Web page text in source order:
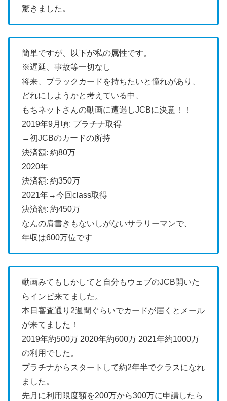
驚きました。
簡単ですが、以下が私の属性です。
※遅延、事故等一切なし
将来、ブラックカードを持ちたいと憧れがあり、
どれにしようかと考えている中、
もちネットさんの動画に遭遇しJCBに決意！！
2019年9月頃: プラチナ取得
→初JCBのカードの所持
決済額: 約80万
2020年
決済額: 約350万
2021年→今回class取得
決済額: 約450万
なんの肩書きもないしがないサラリーマンで、
年収は600万位です
動画みてもしかしてと自分もウェブのJCB開いた
らインビ来てました。
本日審査通り2週間ぐらいでカードが届くとメール
が来てました！
2019年約500万 2020年約600万 2021年約1000万
の利用でした。
プラチナからスタートして約2年半でクラスになれ
ました。
先月に利用限度額を200万から300万に申請したら